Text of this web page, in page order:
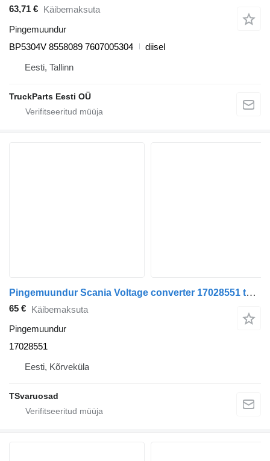
63,71 €
Käibemaksuta
Pingemuundur
BP5304V 8558089 7607005304
diisel
Eesti, Tallinn
TruckParts Eesti OÜ
Pingemuundur Scania Voltage converter 17028551 tüübi jaoks sadulveoki Scania R420
65 € Käibemaksuta
Pingemuundur
17028551
Eesti, Kõrveküla
TSvaruosad